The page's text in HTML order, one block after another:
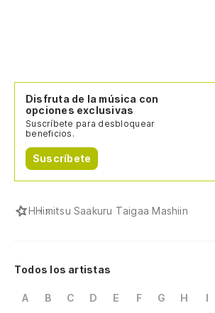
Disfruta de la música con
opciones exclusivas
Suscríbete para desbloquear
beneficios.
Suscríbete
HHimitsu Saakuru Taigaa Mashiin
Todos los artistas
A B C D E F G H I